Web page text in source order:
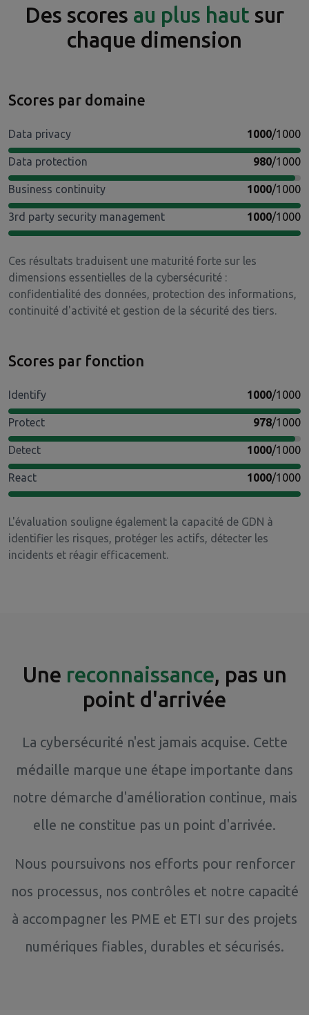
Des scores au plus haut sur
chaque dimension
Scores par domaine
Data privacy 1000/1000
Data protection 980/1000
Business continuity 1000/1000
3rd party security management 1000/1000
Ces résultats traduisent une maturité forte sur les
dimensions essentielles de la cybersécurité :
confidentialité des données, protection des informations,
continuité d'activité et gestion de la sécurité des tiers.
Scores par fonction
Identify 1000/1000
Protect 978/1000
Detect 1000/1000
React 1000/1000
L'évaluation souligne également la capacité de GDN à
identifier les risques, protéger les actifs, détecter les
incidents et réagir efficacement.
Une reconnaissance, pas un
point d'arrivée
La cybersécurité n'est jamais acquise. Cette
médaille marque une étape importante dans
notre démarche d'amélioration continue, mais
elle ne constitue pas un point d'arrivée.
Nous poursuivons nos efforts pour renforcer
nos processus, nos contrôles et notre capacité
à accompagner les PME et ETI sur des projets
numériques fiables, durables et sécurisés.